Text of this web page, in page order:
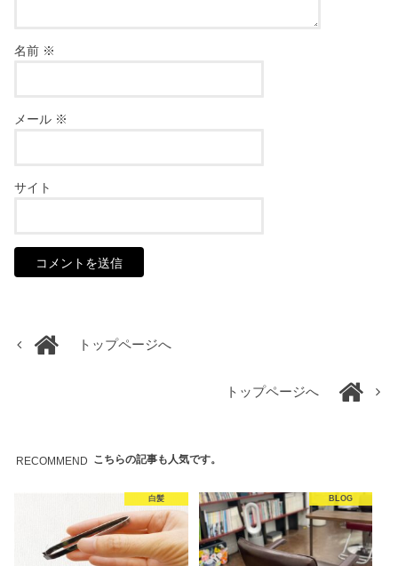
名前 ※
メール ※
サイト
トップページへ
トップページへ
RECOMMEND こちらの記事も人気です。
白髪 BLOG